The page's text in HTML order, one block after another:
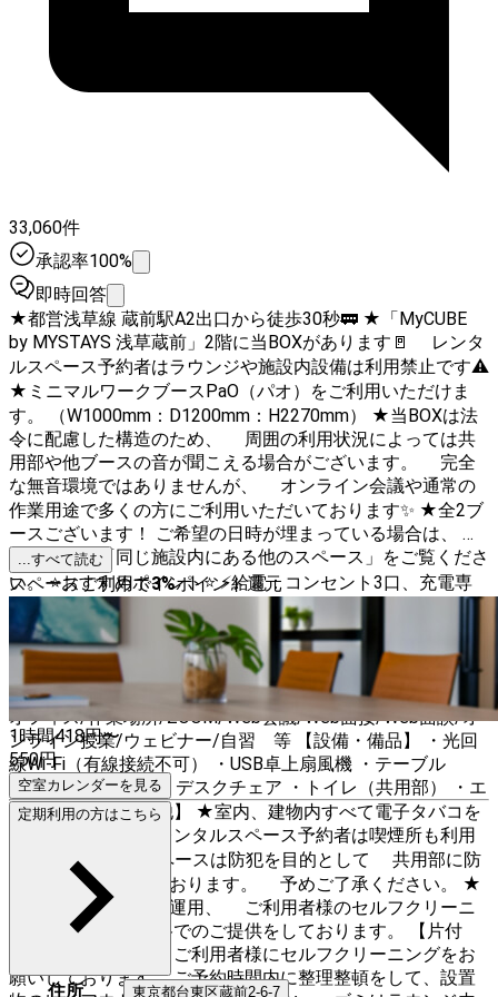
33,060件
承認率100%
即時回答
★都営浅草線 蔵前駅A2出口から徒歩30秒🚃 ★「MyCUBE
by MYSTAYS 浅草蔵前」2階に当BOXがあります🚪 レンタ
ルスペース予約者はラウンジや施設内設備は利用禁止です⚠️
★ミニマルワークブースPaO（パオ）をご利用いただけま
す。 （W1000mm：D1200mm：H2270mm） ★当BOXは法
令に配慮した構造のため、 周囲の利用状況によっては共
用部や他ブースの音が聞こえる場合がございます。 完全
な無音環境ではありませんが、 オンライン会議や通常の
作業用途で多くの方にご利用いただいております✨ ★全2ブ
ースございます！ ご希望の日時が埋まっている場合は、 ペ
ージ下部の「同じ施設内にある他のスペース」をご覧くださ
い。 ⭐️おすすめポイント⭐️ ⚡️給電：コンセント3口、充電専
用USB2口あり！ 💻個室：周りを気にせずに電話やWEB会議
も可能！ ✨換気：機械換気による強制換気！ 📶通信環境：
光回線Wi-Fi利用可能！（※有線接続不可） ✍️おすすめ利用
用途 テレワーク/リモートワーク/コワーキング/サテライト
オフィス/作業場所/ZOOM/Web会議/Web面接/Web面談/オ
ンライン授業/ウェビナー/自習 等 【設備・備品】 ・光回
線Wi-Fi（有線接続不可） ・USB卓上扇風機 ・テーブル
（100cm×45cm） ・デスクチェア ・トイレ（共用部） ・エ
レベーター 【その他】 ★室内、建物内すべて電子タバコを
含め禁煙です。 レンタルスペース予約者は喫煙所も利用
禁止です。 ★当スペースは防犯を目的として 共用部に防
犯カメラを設置しております。 予めご了承ください。 ★
当スペースは、無人運用、 ご利用者様のセルフクリーニ
ングにより 低価格でのご提供をしております。 【片付
け・ゴミについて】 ご利用者様にセルフクリーニングをお
願いしております。 ご予約時間内に整理整頓をして、設置
...すべて読む
スペースご利用で3%ポイント還元
1時間418円〜
550円
空室カレンダーを見る
定期利用の方はこちら
住所 東京都台東区蔵前2-6-7